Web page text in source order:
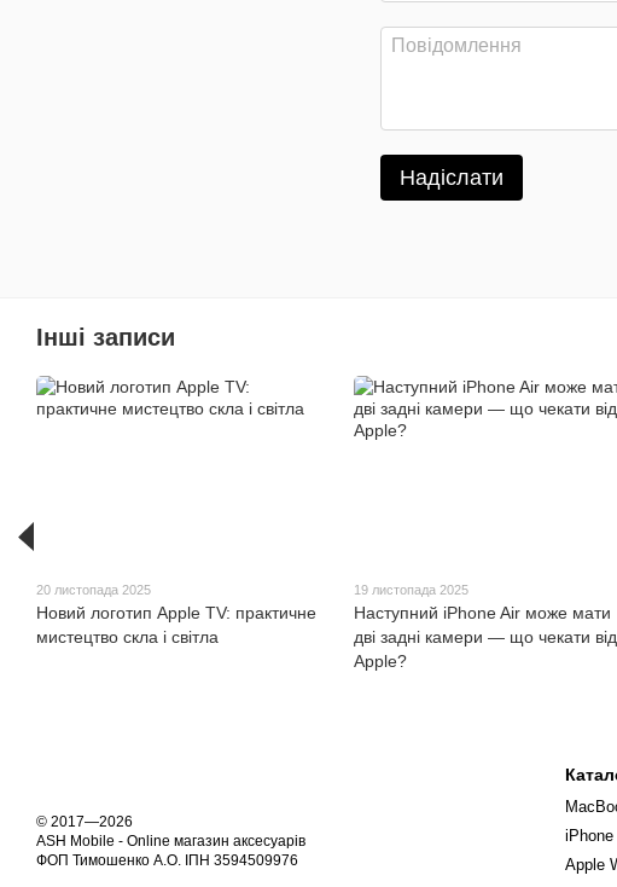
Надіслати
Інші записи
20 листопада 2025
Новий логотип Apple TV: практичне
мистецтво скла і світла
19 листопада 2025
Наступний iPhone Air може мати
дві задні камери — що чекати від
Apple?
© 2017—2026
ASH Mobile - Online магазин аксесуарів
ФОП Тимошенко А.О. ІПН 3594509976
iPhone
Apple